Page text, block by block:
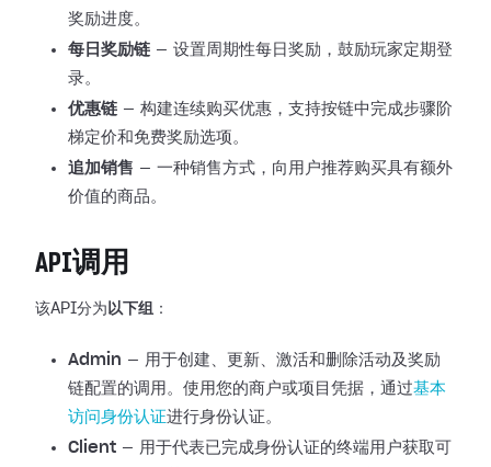
奖励进度。
每日奖励链 — 设置周期性每日奖励，鼓励玩家定期登
录。
优惠链 — 构建连续购买优惠，支持按链中完成步骤阶
梯定价和免费奖励选项。
追加销售 — 一种销售方式，向用户推荐购买具有额外
价值的商品。
API调用
该API分为以下组 ：
Admin — 用于创建、更新、激活和删除活动及奖励
链配置的调用。使用您的商户或项目凭据，通过基本
访问身份认证进行身份认证。
Client — 用于代表已完成身份认证的终端用户获取可